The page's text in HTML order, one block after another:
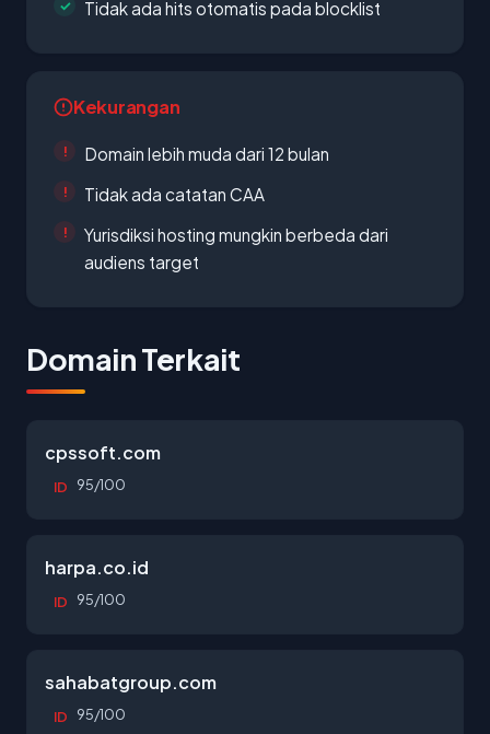
Tidak ada hits otomatis pada blocklist
Kekurangan
Domain lebih muda dari 12 bulan
Tidak ada catatan CAA
Yurisdiksi hosting mungkin berbeda dari
audiens target
Domain Terkait
cpssoft.com
ID 95/100
harpa.co.id
ID 95/100
sahabatgroup.com
ID 95/100